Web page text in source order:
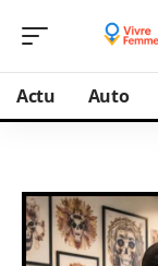
Actu Auto